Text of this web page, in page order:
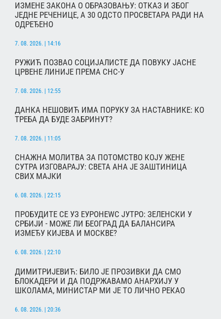
ИЗМЕНЕ ЗАКОНА О ОБРАЗОВАЊУ: ОТКАЗ И ЗБОГ
ЈЕДНЕ РЕЧЕНИЦЕ, А 30 ОДСТО ПРОСВЕТАРА РАДИ НА
ОДРЕЂЕНО
7. 08. 2026. | 14:16
РУЖИЋ ПОЗВАО СОЦИЈАЛИСТЕ ДА ПОВУКУ ЈАСНЕ
ЦРВЕНЕ ЛИНИЈЕ ПРЕМА СНС-У
7. 08. 2026. | 12:55
ДАНКА НЕШОВИЋ ИМА ПОРУКУ ЗА НАСТАВНИКЕ: КО
ТРЕБА ДА БУДЕ ЗАБРИНУТ?
7. 08. 2026. | 11:05
СНАЖНА МОЛИТВА ЗА ПОТОМСТВО КОЈУ ЖЕНЕ
СУТРА ИЗГОВАРАЈУ: СВЕТА АНА ЈЕ ЗАШТИНИЦА
СВИХ МАЈКИ
6. 08. 2026. | 22:15
ПРОБУДИТЕ СЕ УЗ ЕУРОНЕWС ЈУТРО: ЗЕЛЕНСКИ У
СРБИЈИ - МОЖЕ ЛИ БЕОГРАД ДА БАЛАНСИРА
ИЗМЕЂУ КИЈЕВА И МОСКВЕ?
6. 08. 2026. | 22:10
ДИМИТРИЈЕВИЋ: БИЛО ЈЕ ПРОЗИВКИ ДА СМО
БЛОКАДЕРИ И ДА ПОДРЖАВАМО АНАРХИЈУ У
ШКОЛАМА, МИНИСТАР МИ ЈЕ ТО ЛИЧНО РЕКАО
6. 08. 2026. | 20:36